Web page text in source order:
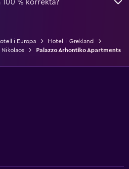
% korrekta?
i Europa
Hotell i Grekland
Palazzo Arhontiko Apartments